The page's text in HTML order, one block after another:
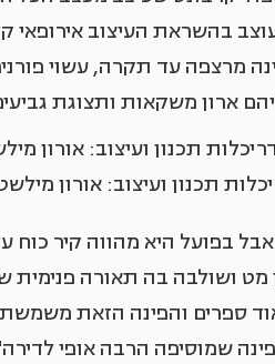
בהשראת העיצוב אירופאי
מרצפה עד תקרה, עשוי
ארון משקאות ותצוגת
תכנון ועיצוב: אורון
מט ושולבה בה תאורה
ספרים והפינה הזאת
שמוסיפה הרבה אופי